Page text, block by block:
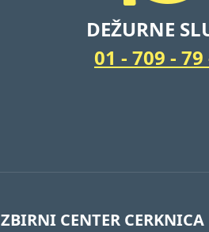
DEŽURNE
01 - 709 - 79
ZBIRNI CENTER CERKNICA